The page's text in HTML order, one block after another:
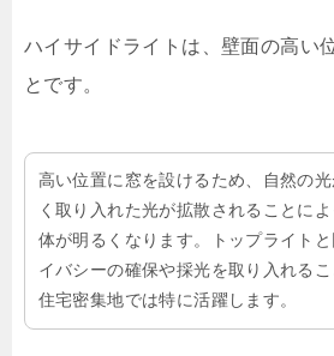
ハイサイドライトは、壁面の高い
とです。
高い位置に窓を設けるため、自然の
く取り入れた光が拡散されることに
体が明るくなります。トップライト
イバシーの確保や採光を取り入れる
住宅密集地では特に活躍します。